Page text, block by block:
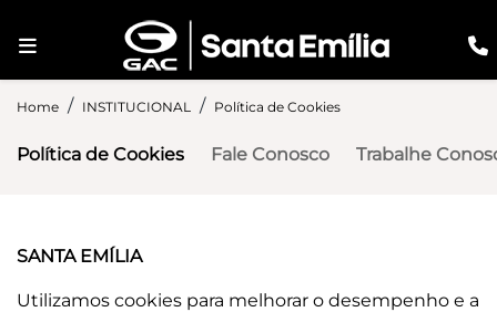
Home INSTITUCIONAL Política de Cookies
Fale Conosco Trabalhe
Política de Cookies
SANTA EMÍLIA
Utilizamos cookies para melhorar o desempenho e a